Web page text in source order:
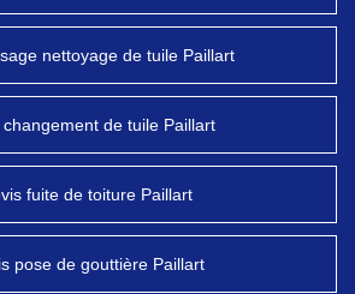
nettoyage de tuile Paillart
changement de tuile Paillart
fuite de toiture Paillart
pose de gouttière Paillart